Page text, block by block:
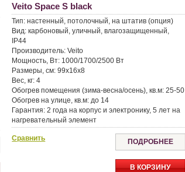
Veito Space S black
Тип: настенный, потолочный, на штатив (опция)
Вид: карбоновый, уличный, влагозащищенный,
IP44
Производитель: Veito
Мощность, Вт: 1000/1700/2500 Вт
Размеры, см: 99х16х8
Вес, кг: 4
Обогрев помещения (зима-весна/осень), кв.м: 25-50
Обогрев на улице, кв.м: до 14
Гарантия: 2 года на корпус и электронику, 5 лет на
нагревательный элемент
Сравнить ПОДРОБНЕЕ
В КОРЗИНУ